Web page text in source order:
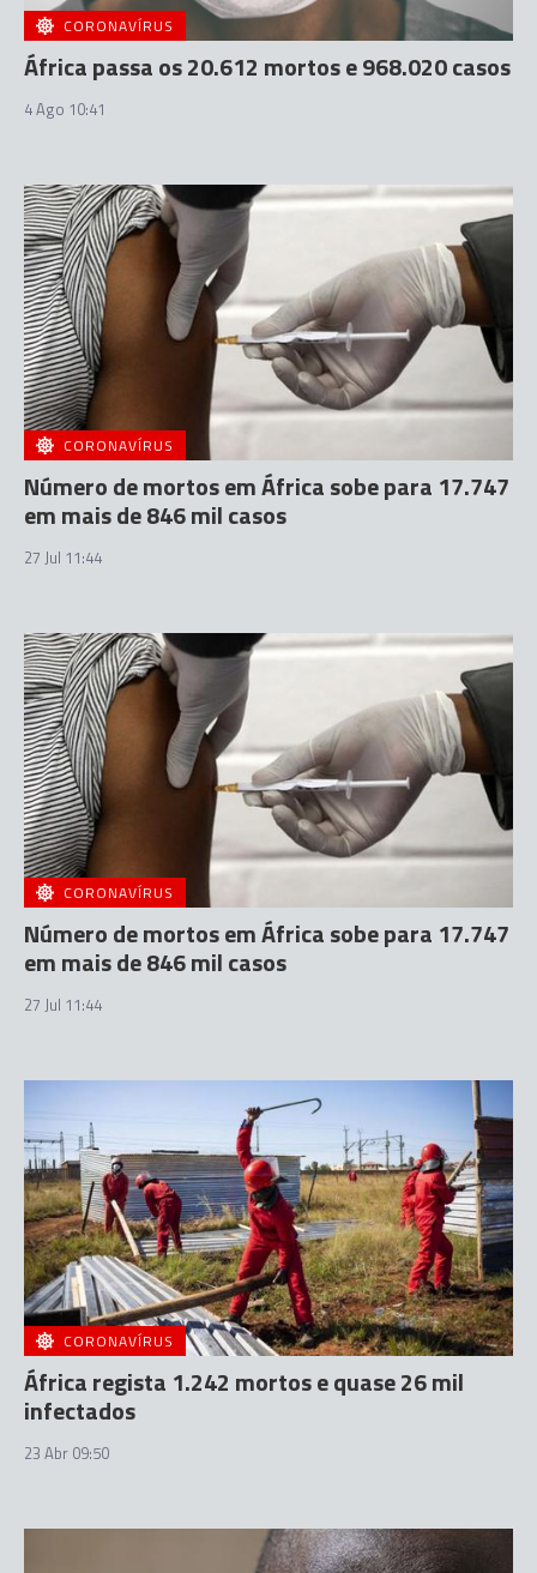
CORONAVÍRUS
África passa os 20.612 mortos e 968.020 casos
4 Ago 10:41
CORONAVÍRUS
Número de mortos em África sobe para 17.747
em mais de 846 mil casos
27 Jul 11:44
CORONAVÍRUS
Número de mortos em África sobe para 17.747
em mais de 846 mil casos
27 Jul 11:44
CORONAVÍRUS
África regista 1.242 mortos e quase 26 mil
infectados
23 Abr 09:50